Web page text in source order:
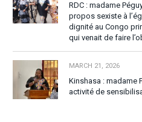
RDC : madame
propos sexiste à
dignité au Congo
qui venait de faire
MARCH 21, 2026
Kinshasa : madame
activité de